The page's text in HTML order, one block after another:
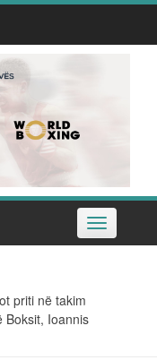
Toggle
navigation
priti në takim
Boksit, Ioannis